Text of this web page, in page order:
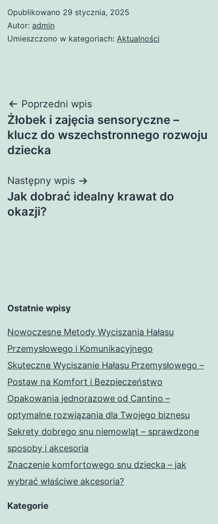
Opublikowano 29 stycznia, 2025
Autor: admin
Umieszczono w kategoriach: Aktualności
Nawigacja
wpisu
Poprzedni wpis
Żłobek i zajęcia sensoryczne –
klucz do wszechstronnego rozwoju
dziecka
Następny wpis
Jak dobrać idealny krawat do
okazji?
Ostatnie wpisy
Nowoczesne Metody Wyciszania Hałasu
Przemysłowego i Komunikacyjnego
Skuteczne Wyciszanie Hałasu Przemysłowego –
Postaw na Komfort i Bezpieczeństwo
Opakowania jednorazowe od Cantino –
optymalne rozwiązania dla Twojego biznesu
Sekrety dobrego snu niemowląt – sprawdzone
sposoby i akcesoria
Znaczenie komfortowego snu dziecka – jak
wybrać właściwe akcesoria?
Kategorie